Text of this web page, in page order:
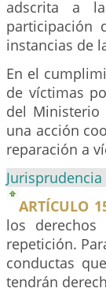
adscrita a
participación
instancias de
En el
de víctimas
del Ministerio
una acción
reparación a
Jurisprudencia
ARTÍCULO
los
repetición.
conductas
tendrán